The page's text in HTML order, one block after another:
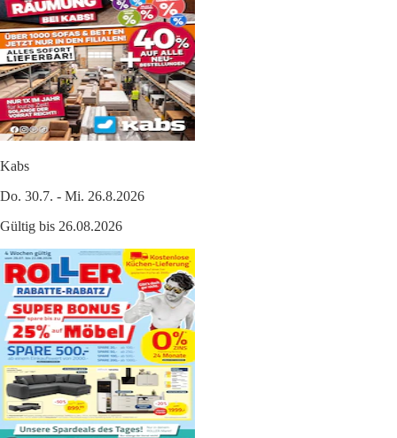
Kabs
Do. 30.7. - Mi. 26.8.2026
Gültig bis 26.08.2026